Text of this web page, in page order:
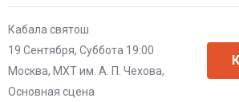
Кабала святош
19 Сентября, Суббота 19:00
Москва, МХТ им. А. П. Чехова,
Основная сцена